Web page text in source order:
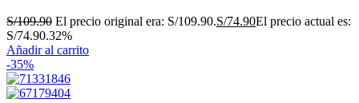
S/109.90 El precio original era: S/109.90.S/74.90El precio actual es:
S/74.90.32%
Añadir al carrito
-35%